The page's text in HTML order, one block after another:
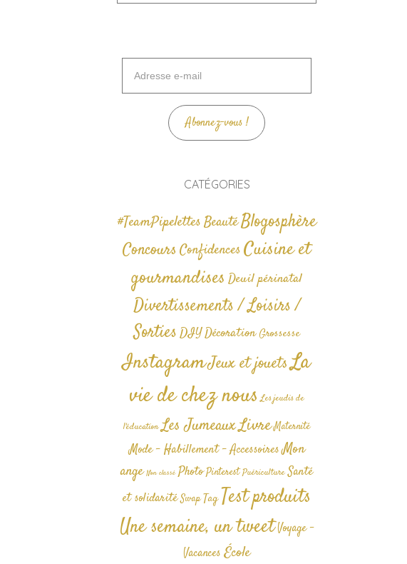
mail
Abonnez-vous !
CATÉGORIES
#TeamPipelettesBeautéBlogosphère
ConcoursConfidences Cuisine et
gourmandises Deuil périnatal
Divertissements / Loisirs /
SortiesDIYDécoration Grossesse
InstagramJeux et jouetsLa
vie de chez nous Les jeudis de
l'éducation Les JumeauxLivre Maternité
Mode - Habillement - AccessoiresMon
ange Non classé Photo Pinterest Puériculture Santé
et solidarité Swap TagTest produits
Une semaine, un tweetVoyage -
Vacances École